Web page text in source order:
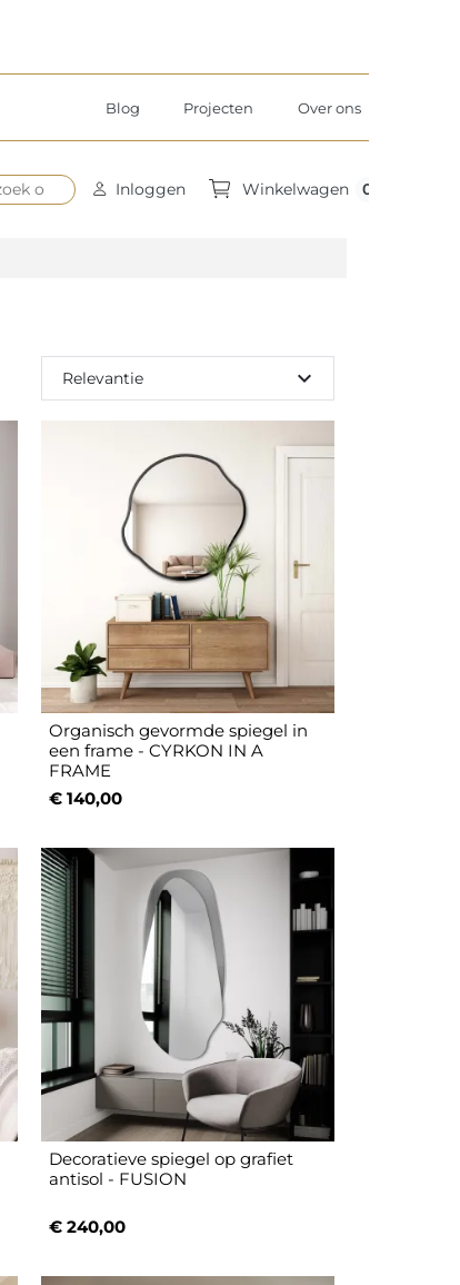
Blog Projecten Over ons
Inloggen Winkelwagen 0
Relevantie expand_more
Organisch gevormde spiegel in
een frame - CYRKON IN A
FRAME
€ 140,00
Decoratieve spiegel op grafiet
antisol - FUSION
€ 240,00